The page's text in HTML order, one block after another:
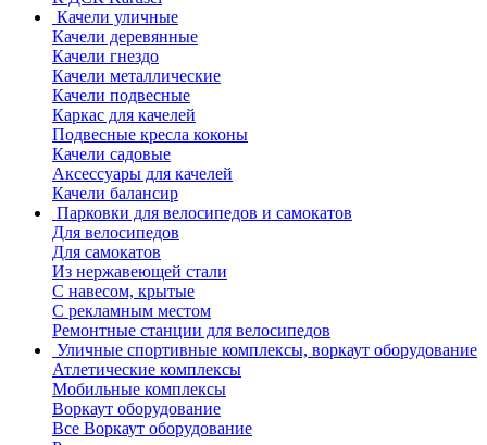
Качели уличные
Качели деревянные
Качели гнездо
Качели металлические
Качели подвесные
Каркас для качелей
Подвесные кресла коконы
Качели садовые
Аксессуары для качелей
Качели балансир
Парковки для велосипедов и самокатов
Для велосипедов
Для самокатов
Из нержавеющей стали
С навесом, крытые
С рекламным местом
Ремонтные станции для велосипедов
Уличные спортивные комплексы, воркаут оборудование
Атлетические комплексы
Мобильные комплексы
Воркаут оборудование
Все Воркаут оборудование